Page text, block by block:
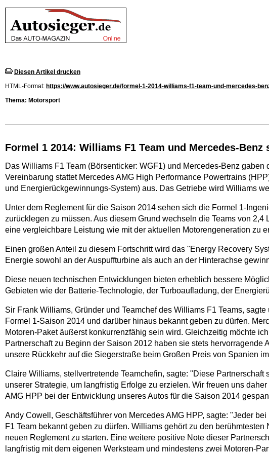
Diesen Artikel drucken
HTML-Format: https://www.autosieger.de/formel-1-2014-williams-f1-team-und-mercedes-
Thema: Motorsport
Formel 1 2014: Williams F1 Team und Mercedes-Benz
Das Williams F1 Team (Börsenticker: WGF1) und Mercedes-Benz
Vereinbarung stattet Mercedes AMG High Performance Powertrains
und Energierückgewinnungs-System) aus. Das Getriebe wird Williams
Unter dem Reglement für die Saison 2014 sehen sich die Formel 1-
zurücklegen zu müssen. Aus diesem Grund wechseln die Teams von
eine vergleichbare Leistung wie mit der aktuellen Motorengeneration zu
Einen großen Anteil zu diesem Fortschritt wird das "Energy Recovery
Energie sowohl an der Auspuffturbine als auch an der Hinterachse
Diese neuen technischen Entwicklungen bieten erheblich bessere
Gebieten wie der Batterie-Technologie, der Turboaufladung, der
Sir Frank Williams, Gründer und Teamchef des Williams F1 Teams,
Formel 1-Saison 2014 und darüber hinaus bekannt geben zu dürfen.
Motoren-Paket äußerst konkurrenzfähig sein wird. Gleichzeitig möchte
Partnerschaft zu Beginn der Saison 2012 haben sie stets
unsere Rückkehr auf die Siegerstraße beim Großen Preis von Spanien
Claire Williams, stellvertretende Teamchefin, sagte: "Diese
unserer Strategie, um langfristig Erfolge zu erzielen. Wir freuen uns
AMG HPP bei der Entwicklung unseres Autos für die Saison 2014
Andy Cowell, Geschäftsführer von Mercedes AMG HPP, sagte: "Jeder
F1 Team bekannt geben zu dürfen. Williams gehört zu den
neuen Reglement zu starten. Eine weitere positive Note dieser
langfristig mit dem eigenen Werksteam und mindestens zwei Motoren-